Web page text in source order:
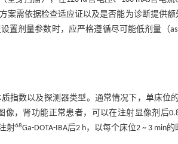
案需依据检查适应证以及是否能为诊断提供
剂量参数时，应严格遵循尽可能低剂量（as
数以及探测器类型。通常情况下，单床位的
，肾功能正常患者，可以在注射显像剂后
射68Ga-DOTA-IBA后2 h，以每个床位2 ~ 3 min